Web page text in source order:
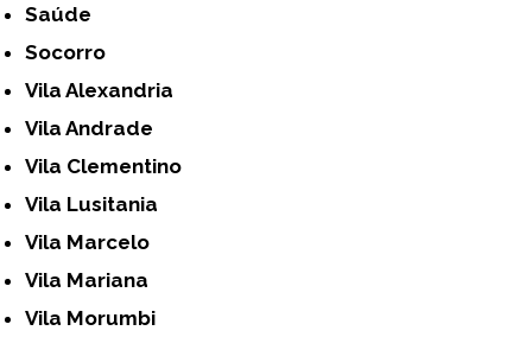
Saúde
Socorro
Vila Alexandria
Vila Andrade
Vila Clementino
Vila Lusitania
Vila Marcelo
Vila Mariana
Vila Morumbi